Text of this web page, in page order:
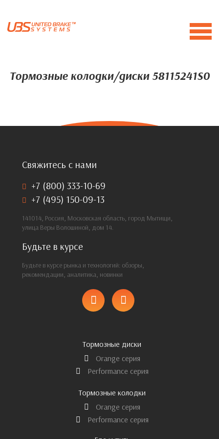
Тормозные колодки/диски 58115241S0
Свяжитесь с нами
+7 (800) 333-10-69
+7 (495) 150-09-13
141014, Россия, Московская область, город Мытищи,
улица Веры Волошиной, дом 14.
Будьте в курсе
Будьте в курсе рынка и технологий: обзоры,
рекомендации, аналитика, новинки
Тормозные диски
Orange серия
Performance серия
Тормозные колодки
Orange серия
Performance серия